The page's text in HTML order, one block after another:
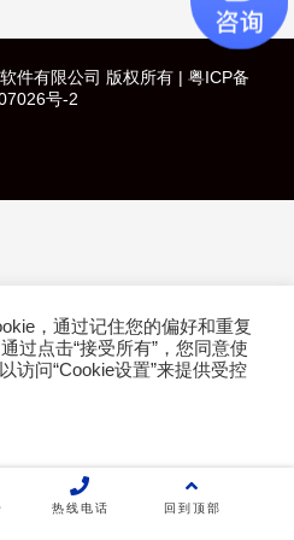
件有限公司 版权所有 | 粤ICP备
号-2
热线电话 回到顶部
，通过记住您的偏好和重复
过点击“接受所有”，您同意使
访问“Cookie设置”来提供受控